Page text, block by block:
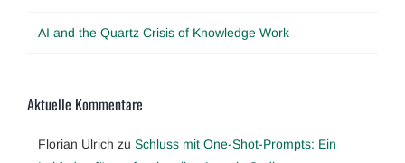
AI and the Quartz Crisis of Knowledge Work
Aktuelle Kommentare
Florian Ulrich zu Schluss mit One-Shot-Prompts: Ein